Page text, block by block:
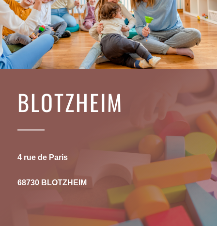
BLOTZHEIM
4 rue de Paris
68730 BLOTZHEIM